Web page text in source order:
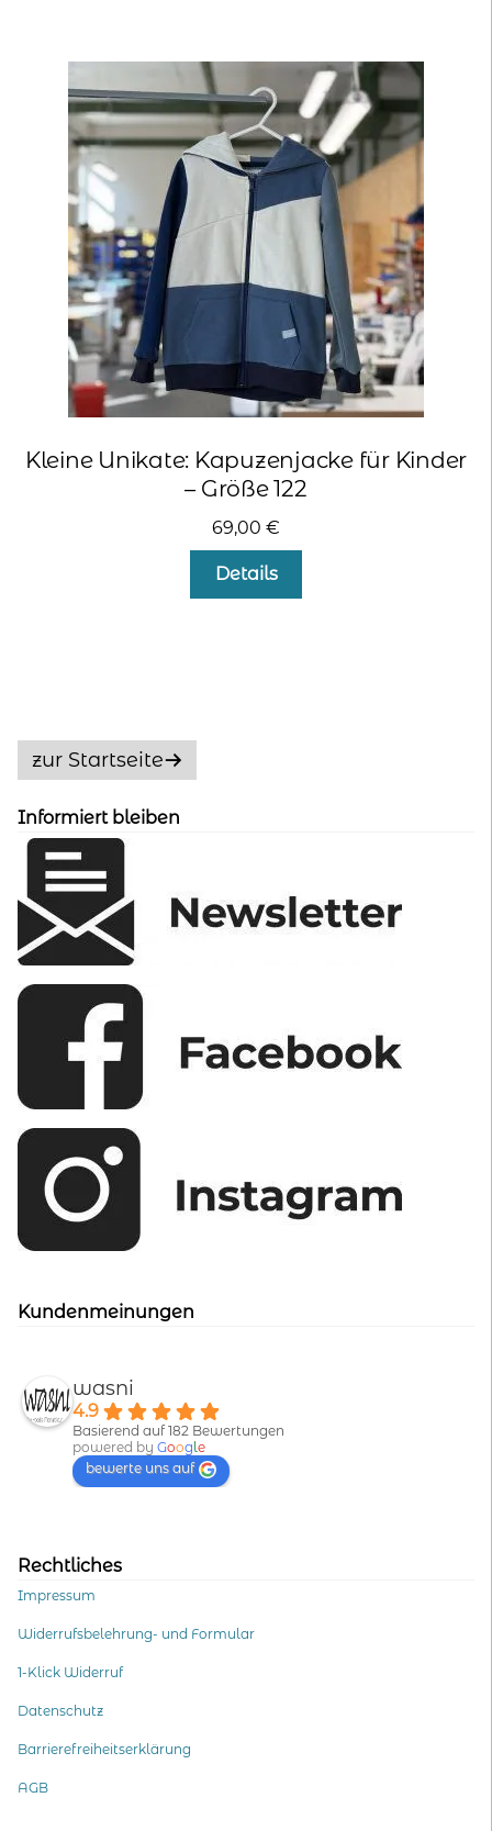
Kleine Unikate: Kapuzenjacke für Kinder
– Größe 122
69,00 €
Details
zur Startseite
Informiert bleiben
Kundenmeinungen
wasni
4.9
Basierend auf 182 Bewertungen
powered by Goog le
bewerte uns auf
Rechtliches
Impressum
Widerrufsbelehrung- und Formular
1-Klick Widerruf
Datenschutz
Barrierefreiheitserklärung
AGB